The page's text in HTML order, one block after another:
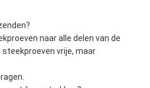
naar alle delen van de
vrije, maar